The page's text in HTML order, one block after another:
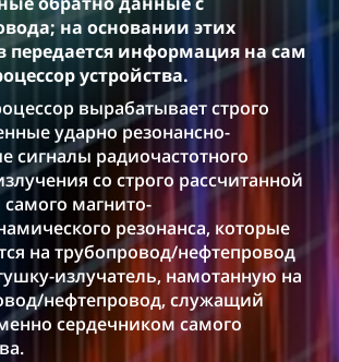
на основании этих
передается информация на сам
устройства.
вырабатывает строго
ударно резонансно-
сигналы радиочастотного
со строго рассчитанной
самого магнито-
резонанса, которые
на трубопровод/нефтепровод
излучатель, намотанную на
нефтепровод, служащий
сердечником самого